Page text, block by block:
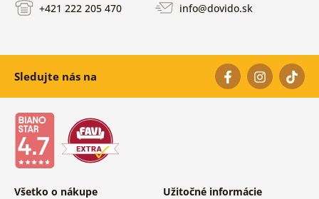
+421 222 205 470 info@dovido.sk
Sledujte nás na
Všetko o nákupe Užitočné informácie